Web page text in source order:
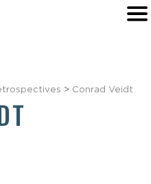
> Conrad Veidt